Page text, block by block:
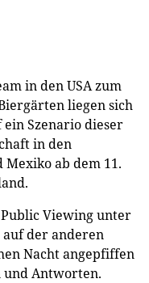
in den USA zum
liegen sich
Szenario dieser
in den
ab dem 11.
Viewing unter
der anderen
Nacht angepfiffen
und Antworten.